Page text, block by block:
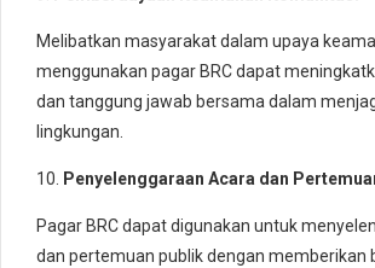
Melibatkan masyarakat dalam upaya
menggunakan pagar BRC dapat
dan tanggung jawab bersama dalam
lingkungan.
10. Penyelenggaraan Acara dan
Pagar BRC dapat digunakan untuk
dan pertemuan publik dengan memberikan